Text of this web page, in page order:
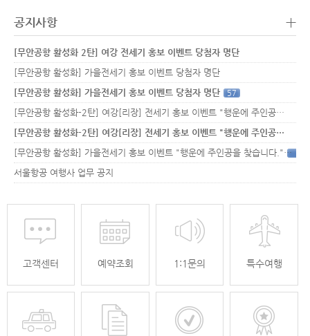
공지사항 +
[무안공항 활성화 2탄] 여강 전세기 홍보 이벤트 당첨자 명단
[무안공항 활성화] 가을전세기 홍보 이벤트 당첨자 명단
[무안공항 활성화] 가을전세기 홍보 이벤트 당첨자 명단
57
[무안공항 활성화-2탄] 여강[리장] 전세기 홍보 이벤트 "행운에 주인공…
[무안공항 활성화-2탄] 여강[리장] 전세기 홍보 이벤트 "행운에 주인공…
[무안공항 활성화] 가을전세기 홍보 이벤트 "행운에 주인공을 찾습니다."33
서울항공 여행사 업무 공지
고객센터 예약조회 1:1문의 특수여행